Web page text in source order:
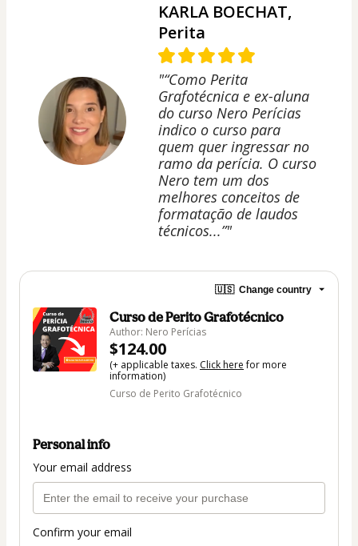
KARLA BOECHAT,
Perita
"“Como Perita
Grafotécnica e ex-aluna
do curso Nero Perícias
indico o curso para
quem quer ingressar no
ramo da perícia. O curso
Nero tem um dos
melhores conceitos de
formatação de laudos
técnicos...”"
🇺🇸 Change country
Curso de Perito Grafotécnico
Author: Nero Perícias
$124.00
(+ applicable taxes. Click herefor more
information)
Curso de Perito Grafotécnico
Personal info
Your email address
Confirm your email